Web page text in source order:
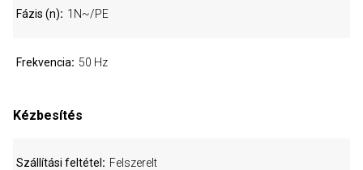
Fázis (n) 1N~/PE
Frekvencia 50 Hz
Kézbesítés
Szállítási feltétel Felszerelt